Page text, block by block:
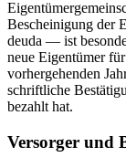
Bescheinigung der
deuda — ist
neue Eigentümer
vorhergehenden
schriftliche
bezahlt hat.
Versorger und